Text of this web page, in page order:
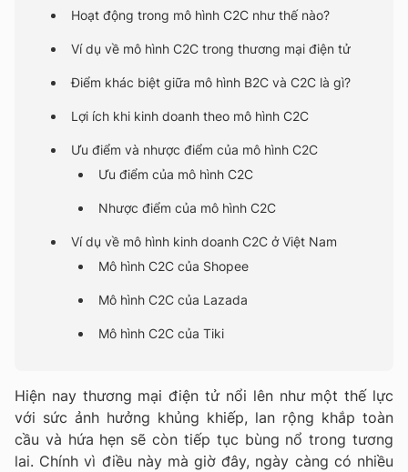
Hoạt động trong mô hình C2C như thế nào?
Ví dụ về mô hình C2C trong thương mại điện tử
Điểm khác biệt giữa mô hình B2C và C2C là gì?
Lợi ích khi kinh doanh theo mô hình C2C
Ưu điểm và nhược điểm của mô hình C2C
Ưu điểm của mô hình C2C
Nhược điểm của mô hình C2C
Ví dụ về mô hình kinh doanh C2C ở Việt Nam
Mô hình C2C của Shopee
Mô hình C2C của Lazada
Mô hình C2C của Tiki
Hiện nay thương mại điện tử nổi lên như một thế lực
với sức ảnh hưởng khủng khiếp, lan rộng khắp toàn
cầu và hứa hẹn sẽ còn tiếp tục bùng nổ trong tương
lai. Chính vì điều này mà giờ đây, ngày càng có nhiều